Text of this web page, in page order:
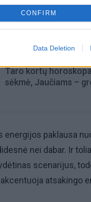
CONFIRM
Data Deletion
Aiškiaregės
Taro kortų
sėkmė, Jaučiams –
energijos paklausa
nei dabar. Ir
scenarijus,
atsakingo